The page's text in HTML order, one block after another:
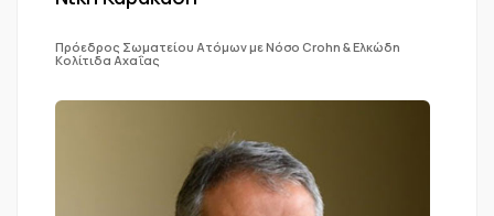
Πρόεδρος Σωματείου Ατόμων με Νόσο Crohn & Ελκώδη
Κολίτιδα Αχαΐας